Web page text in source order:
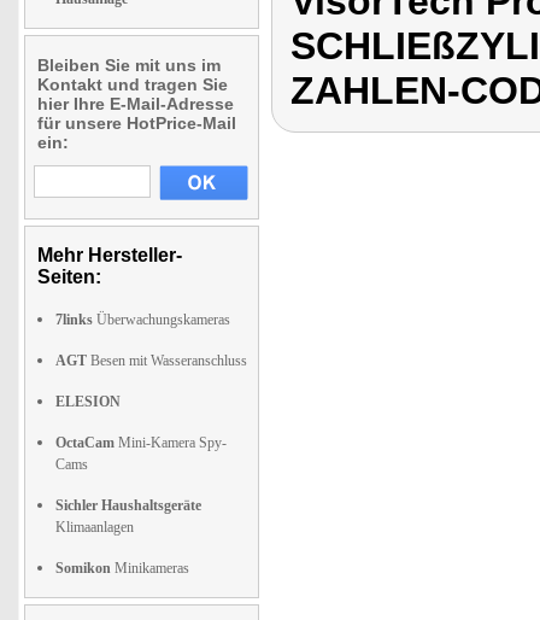
Bleiben Sie mit uns im
Kontakt und tragen Sie
hier Ihre E-Mail-Adresse
für unsere HotPrice-Mail
ein:
Mehr Hersteller-
Seiten:
7links Überwachungskameras
AGT Besen mit Wasseranschluss
ELESION
OctaCam Mini-Kamera Spy-
Cams
Sichler Haushaltsgeräte
Klimaanlagen
Somikon Minikameras
ZAHLEN-